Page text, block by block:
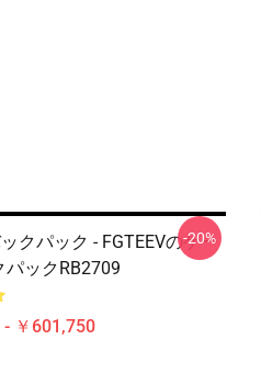
クパック - FGTEEVのゲー
パックRB2709
- ￥601,750
-20%